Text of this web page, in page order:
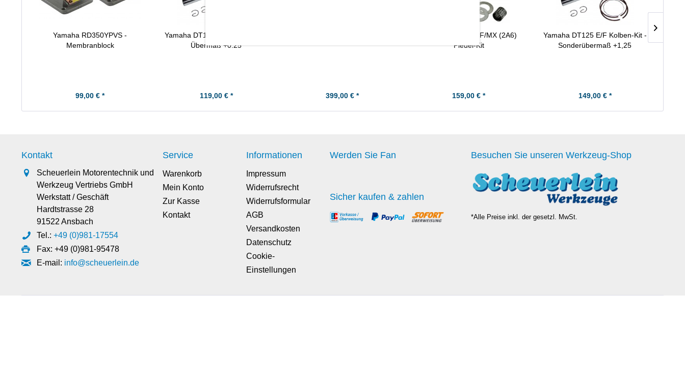
Yamaha RD350YPVS -
Membranblock
99,00 € *
Yamaha DT125 E/F Kolben-Kit -
Übermaß +0.25
119,00 € * 399,00 € *
Yamaha DT125 E/F/MX (2A6)
Pleuel-Kit
159,00 € *
Yamaha DT125 E/F Kolben-Kit -
Sonderübermaß +1,25
149,00 € *
Kontakt
Scheuerlein Motorentechnik und
Werkzeug Vertriebs GmbH
Werkstatt / Geschäft
Hardtstrasse 28
91522 Ansbach
Tel.: +49 (0)981-17554
Fax: +49 (0)981-95478
E-mail: info@scheuerlein.de
Service
Warenkorb
Mein Konto
Zur Kasse
Kontakt
Informationen
Impressum
Widerrufsrecht
Widerrufsformular
AGB
Versandkosten
Datenschutz
Cookie-
Einstellungen
Werden Sie Fan
Sicher kaufen & zahlen
Besuchen Sie unseren Werkzeug-Shop
*Alle Preise inkl. der gesetzl. MwSt.